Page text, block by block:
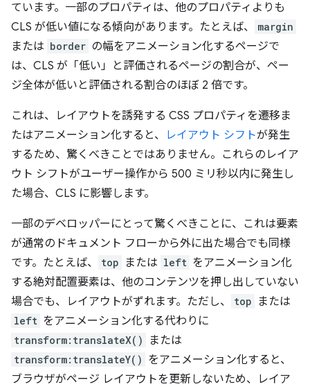
ています。 一部のプロパティは、他のプロパティよりも
CLS が低い値になる傾向があります。たとえば、
margin
または border の幅をアニメーション化するページで
は、CLS が「低い」と評価されるページの割合が、ペー
ジ全体が低いと評価される割合のほぼ 2 倍です。
これは、レイアウトを誘発する CSS プロパティを遷移ま
たはアニメーション化すると、
レイアウト シフトが発生
するため、驚くべきことではありません。
これらのレイア
ウト シフトがユーザー操作から 500 ミリ秒以内に発生し
た場合、CLS に影響します。
一部のデベロッパーにとって驚くべきことに、これは要素
が通常のドキュメント フローから外に出た場合でも同様
です。たとえば、
top または left をアニメーション化
する絶対配置要素は、他のコンテンツを押し出していない
場合でも、レイアウトがずれます。ただし、
top または
left をアニメーション化する代わりに
transform:translateX() または
transform:translateY() をアニメーション化すると、
ブラウザがページ レイアウトを更新しないため、レイア